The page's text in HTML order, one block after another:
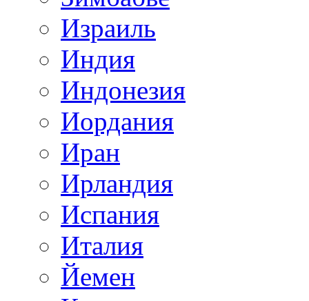
Израиль
Индия
Индонезия
Иордания
Иран
Ирландия
Испания
Италия
Йемен